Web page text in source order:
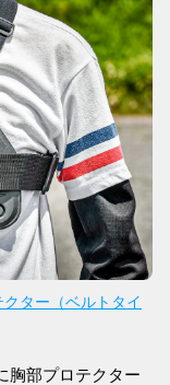
ター（ベルトタイ
胸部プロテクター